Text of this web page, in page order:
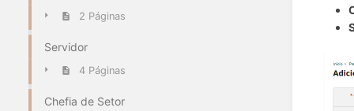
2 Páginas
Servidor
4 Páginas
Chefia de Setor